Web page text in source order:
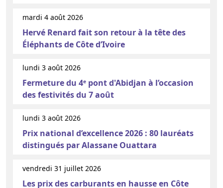
mardi 4 août 2026
Hervé Renard fait son retour à la tête des
Éléphants de Côte d’Ivoire
lundi 3 août 2026
Fermeture du 4ᵉ pont d'Abidjan à l’occasion
des festivités du 7 août
lundi 3 août 2026
Prix national d’excellence 2026 : 80 lauréats
distingués par Alassane Ouattara
vendredi 31 juillet 2026
Les prix des carburants en hausse en Côte